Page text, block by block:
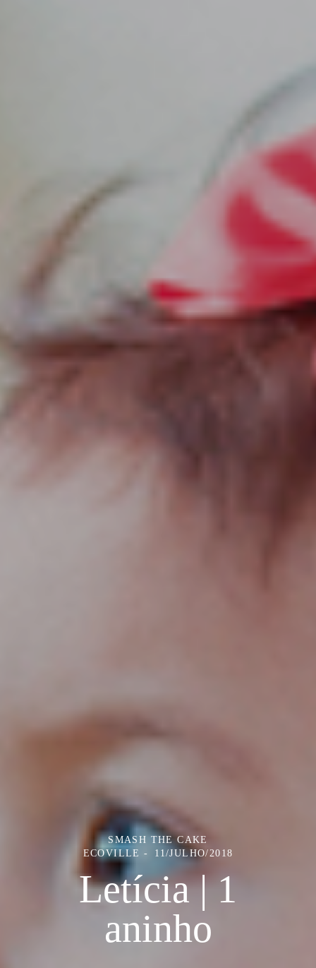
SMASH THE CAKE
ECOVILLE
11/JULHO/2018
Letícia | 1
aninho